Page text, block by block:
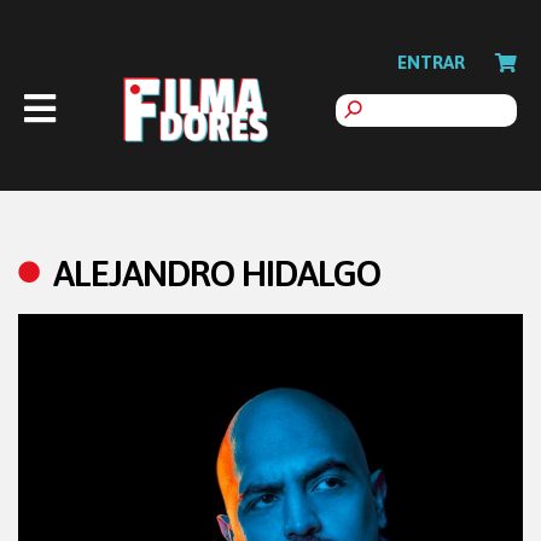
ENTRAR
ALEJANDRO HIDALGO